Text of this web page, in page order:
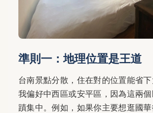
準則一：地理位置是王道
台南景點分散，住在對的位置能省下
我偏好中西區或安平區，因為這兩
蹟集中。例如，如果你主要想逛國